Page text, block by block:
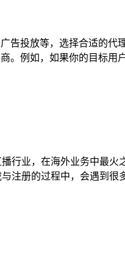
告投放等，选择合适的
。例如，如果你的目标
行业，在海外业务中最
注册的过程中，会遇到